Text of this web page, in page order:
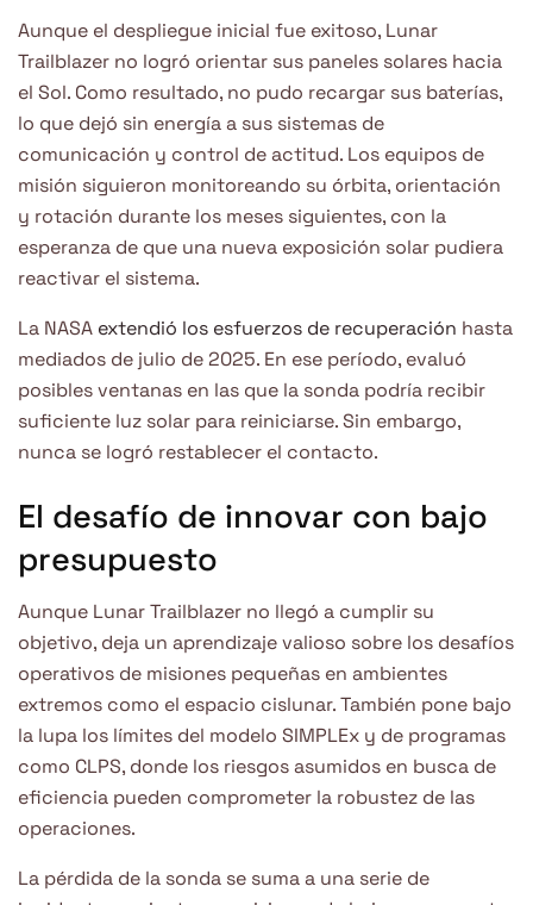
Aunque el despliegue inicial fue exitoso, Lunar
Trailblazer no logró orientar sus paneles solares hacia
el Sol. Como resultado, no pudo recargar sus baterías,
lo que dejó sin energía a sus sistemas de
comunicación y control de actitud. Los equipos de
misión siguieron monitoreando su órbita, orientación
y rotación durante los meses siguientes, con la
esperanza de que una nueva exposición solar pudiera
reactivar el sistema.
La NASA extendió los esfuerzos de recuperación hasta
mediados de julio de 2025. En ese período, evaluó
posibles ventanas en las que la sonda podría recibir
suficiente luz solar para reiniciarse. Sin embargo,
nunca se logró restablecer el contacto.
El desafío de innovar con bajo
presupuesto
Aunque Lunar Trailblazer no llegó a cumplir su
objetivo, deja un aprendizaje valioso sobre los desafíos
operativos de misiones pequeñas en ambientes
extremos como el espacio cislunar. También pone bajo
la lupa los límites del modelo SIMPLEx y de programas
como CLPS, donde los riesgos asumidos en busca de
eficiencia pueden comprometer la robustez de las
operaciones.
La pérdida de la sonda se suma a una serie de